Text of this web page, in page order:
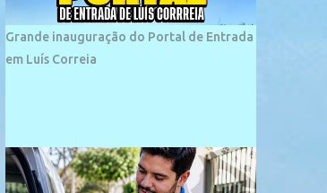
apresentando dunas em seu espaço
geográfico. Não se sabe ao certo porque a
praia leva esse nome, e muitas das suas
vizinhos. O bairro onde se localiza a praia é
palco de amplos investimentos e projetos
Grande inauguração do Portal de Entrada
em Luís Correia